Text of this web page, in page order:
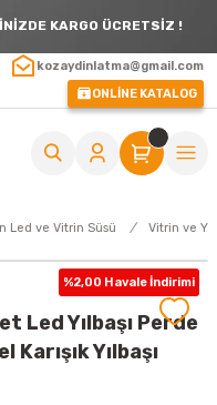
KARGO ÜCRETSİZ !
kozaydinlatma@gmail.com
ONLİNE KATALOG
Led ve Vitrin Süsü Vitrin ve
%2,00 Havale İndirimi
Led Yılbaşı Perde
Yılbaşı